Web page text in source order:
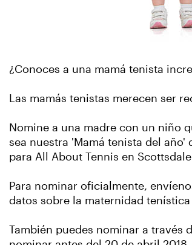
¿Conoces a una mamá tenista
Las mamás tenistas merecen ser
Nomine a una madre con un niño
sea nuestra 'Mamá tenista del
para All About Tennis en
Para nominar oficialmente,
datos sobre la maternidad
También puedes nominar a través